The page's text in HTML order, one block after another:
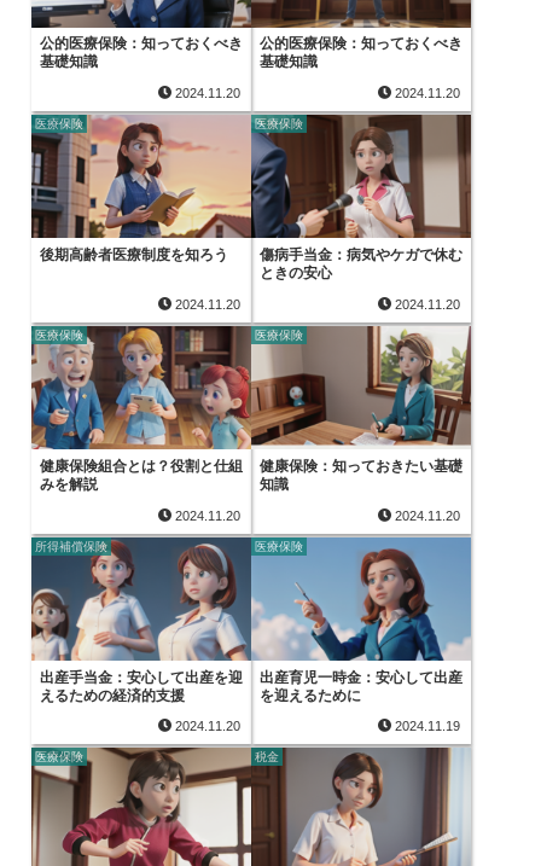
公的医療保険：知っておくべき
基礎知識
2024.11.20
公的医療保険：知っておくべき
基礎知識
2024.11.20
医療保険
後期高齢者医療制度を知ろう
2024.11.20
医療保険
傷病手当金：病気やケガで休む
ときの安心
2024.11.20
医療保険
健康保険組合とは？役割と仕組
みを解説
2024.11.20
医療保険
健康保険：知っておきたい基礎
知識
2024.11.20
所得補償保険
出産手当金：安心して出産を迎
えるための経済的支援
2024.11.20
医療保険
出産育児一時金：安心して出産
を迎えるために
2024.11.19
医療保険 税金